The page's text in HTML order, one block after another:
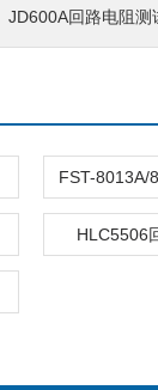
JD600A回路电阻测
HLC5506